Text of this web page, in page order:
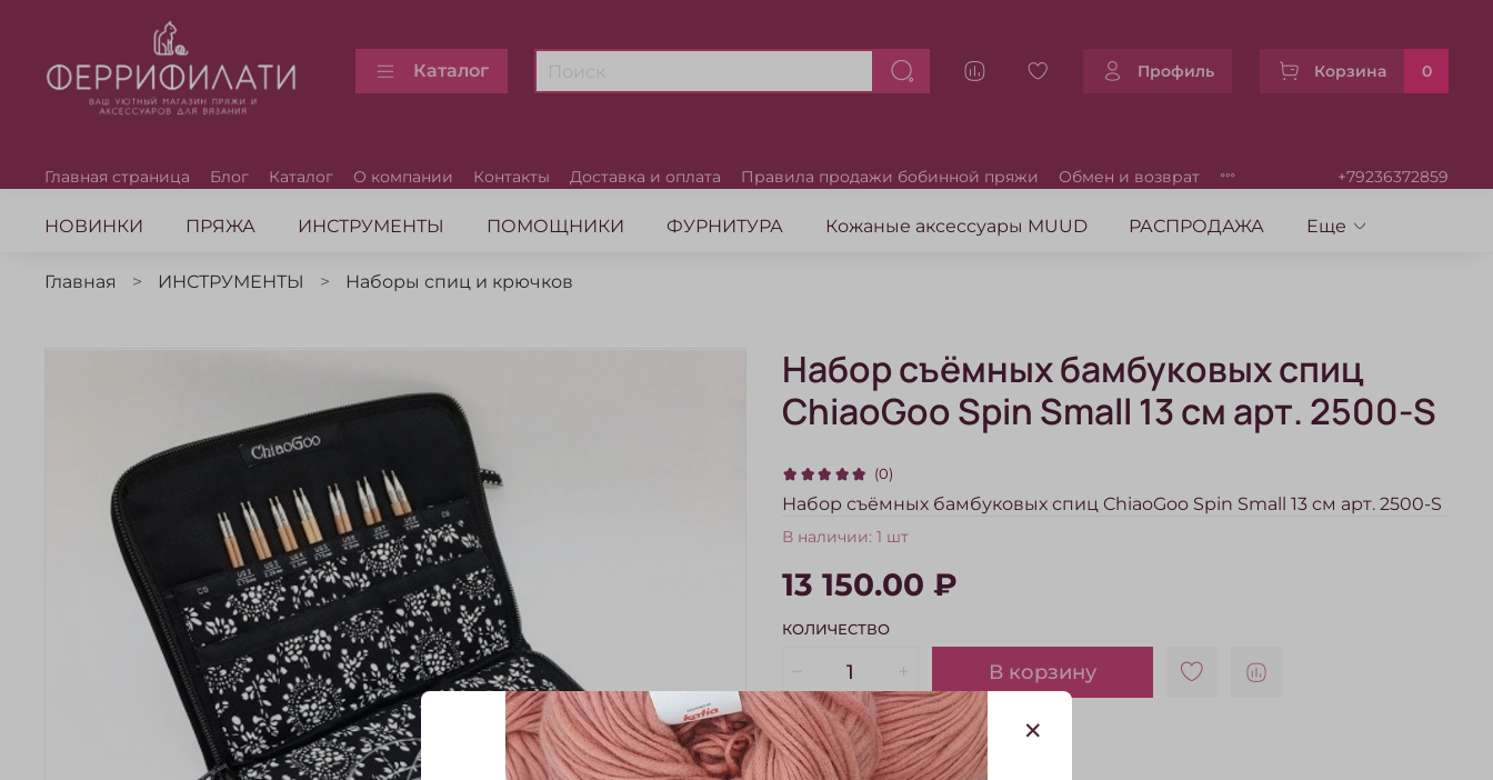
Каталог Профиль Корзина 0
Главная страница Блог Каталог О компании Контакты Доставка и оплата Правила продажи бобинной пряжи Обмен и возврат +79236372859
НОВИНКИ ПРЯЖА ИНСТРУМЕНТЫ ПОМОЩНИКИ ФУРНИТУРА Кожаные аксессуары MUUD РАСПРОДАЖА Еще
Главная ИНСТРУМЕНТЫ Наборы спиц и крючков
(0)
В наличии: 1 шт
Набор съёмных бамбуковых спиц
ChiaoGoo Spin Small 13 см арт. 2500-S
13 150.00 ₽
КОЛИЧЕСТВО
В корзину
Набор съёмных бамбуковых спиц ChiaoGoo Spin Small 13 см арт. 2500-S